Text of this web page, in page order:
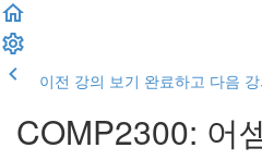
이전 강의 보기 완료하고 다음
COMP2300: 어